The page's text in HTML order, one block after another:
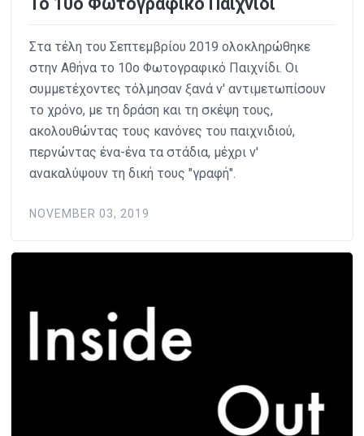
Στα τέλη του Σεπτεμβρίου 2019 ολοκληρώθηκε
στην Αθήνα το 10ο Φωτογραφικό Παιχνίδι. Οι
συμμετέχοντες τόλμησαν ξανά ν' αντιμετωπίσουν
το χρόνο, με τη δράση και τη σκέψη τους,
ακολουθώντας τους κανόνες του παιχνιδιού,
περνώντας ένα-ένα τα στάδια, μέχρι ν'
ανακαλύψουν τη δική τους "γραφή".
NOVEMBER 03, 2019